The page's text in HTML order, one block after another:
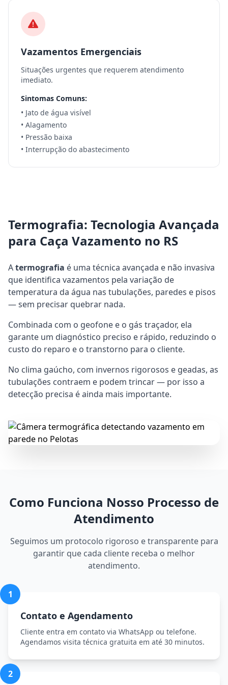
Vazamentos Emergenciais
Situações urgentes que requerem atendimento
imediato.
Sintomas Comuns:
• Jato de água visível
• Alagamento
• Pressão baixa
• Interrupção do abastecimento
Termografia: Tecnologia Avançada
para Caça Vazamento no RS
Atermografia é uma técnica avançada e não invasiva
que identifica vazamentos pela variação de
temperatura da água nas tubulações, paredes e pisos
— sem precisar quebrar nada.
Combinada com o geofone e o gás traçador, ela
garante um diagnóstico preciso e rápido, reduzindo o
custo do reparo e o transtorno para o cliente.
No clima gaúcho, com invernos rigorosos e geadas, as
tubulações contraem e podem trincar — por isso a
detecção precisa é ainda mais importante.
Como Funciona Nosso Processo de
Atendimento
Seguimos um protocolo rigoroso e transparente para
garantir que cada cliente receba o melhor
atendimento.
1
Contato e Agendamento
Cliente entra em contato via WhatsApp ou telefone.
Agendamos visita técnica gratuita em até 30 minutos.
2